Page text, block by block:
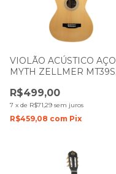
VIOLÃO ACÚSTICO AÇO
MYTH ZELLMER MT39S
1067/ 1591
R$499,00
7 x de R$71,29 sem juros
R$459,08 com Pix